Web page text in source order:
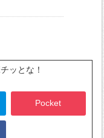
ッとな！
Pocket